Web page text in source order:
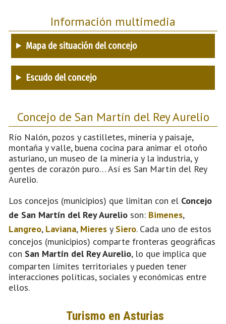
Información multimedia
Mapa de situación del concejo
Escudo del concejo
Concejo de San Martín del Rey Aurelio
Río Nalón, pozos y castilletes, minería y paisaje,
montaña y valle, buena cocina para animar el otoño
asturiano, un museo de la minería y la industria, y
gentes de corazón puro… Así es San Martín del Rey
Aurelio.
Los concejos (municipios) que limitan con el Concejo
de San Martín del Rey Aurelio son: Bimenes,
Langreo, Laviana, Mieres y Siero. Cada uno de estos
concejos (municipios) comparte fronteras geográficas
con San Martín del Rey Aurelio, lo que implica que
comparten límites territoriales y pueden tener
interacciones políticas, sociales y económicas entre
ellos.